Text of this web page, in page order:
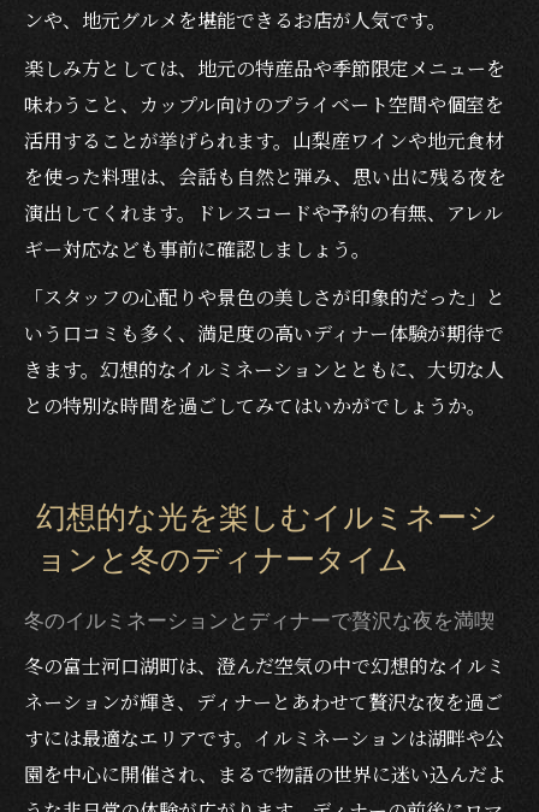
ンや、地元グルメを堪能できるお店が人気です。
楽しみ方としては、地元の特産品や季節限定メニューを
味わうこと、カップル向けのプライベート空間や個室を
活用することが挙げられます。山梨産ワインや地元食材
を使った料理は、会話も自然と弾み、思い出に残る夜を
演出してくれます。ドレスコードや予約の有無、アレル
ギー対応なども事前に確認しましょう。
「スタッフの心配りや景色の美しさが印象的だった」と
いう口コミも多く、満足度の高いディナー体験が期待で
きます。幻想的なイルミネーションとともに、大切な人
との特別な時間を過ごしてみてはいかがでしょうか。
幻想的な光を楽しむイルミネーシ
ョンと冬のディナータイム
冬のイルミネーションとディナーで贅沢な夜を満喫
冬の富士河口湖町は、澄んだ空気の中で幻想的なイルミ
ネーションが輝き、ディナーとあわせて贅沢な夜を過ご
すには最適なエリアです。イルミネーションは湖畔や公
園を中心に開催され、まるで物語の世界に迷い込んだよ